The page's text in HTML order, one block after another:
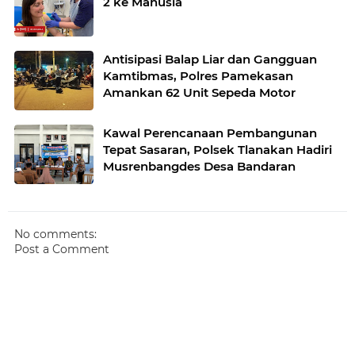
Antisipasi Balap Liar dan Gangguan
Kamtibmas, Polres Pamekasan
Amankan 62 Unit Sepeda Motor
Kawal Perencanaan Pembangunan
Tepat Sasaran, Polsek Tlanakan Hadiri
Musrenbangdes Desa Bandaran
No comments:
Post a Comment